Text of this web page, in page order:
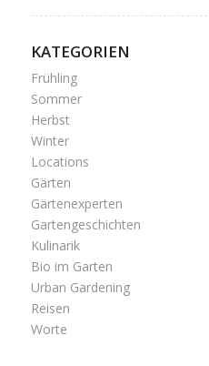
KATEGORIEN
Frühling
Sommer
Herbst
Winter
Locations
Gärten
Gärtenexperten
Gartengeschichten
Kulinarik
Bio im Garten
Urban Gardening
Reisen
Worte